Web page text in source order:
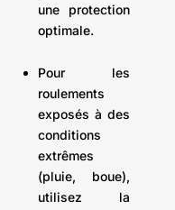
une protection
optimale.
Pour les
roulements
exposés à des
conditions
extrêmes
(pluie, boue),
utilisez la